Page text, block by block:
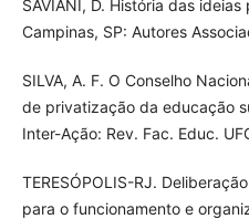
SAVIANI, D. História das
Campinas, SP: Autores
SILVA, A. F. O Conselho
de privatização da educação
Inter-Ação: Rev. Fac. Educ.
TERESÓPOLIS-RJ.
para o funcionamento e